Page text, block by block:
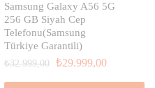
Samsung Galaxy A56 5G
256 GB Siyah Cep
Telefonu(Samsung
Türkiye Garantili)
₺32.999,00 ₺29.999,00